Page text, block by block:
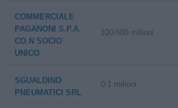
COMMERCIALE
PAGANONI S.P.A.
CO N SOCIO
UNICO
100-500 milioni
SGUALDINO
PNEUMATICI SRL
0-1 milioni